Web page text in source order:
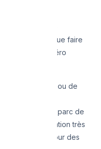
de votre
auto-déclaré, que faire
avec numéro
de réparation ou de
majorité du parc de
d'une tarification très
habituels pour des